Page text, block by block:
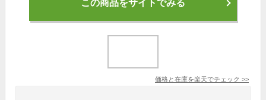
この商品をサイトでみる
価格と在庫を楽天でチェック >>